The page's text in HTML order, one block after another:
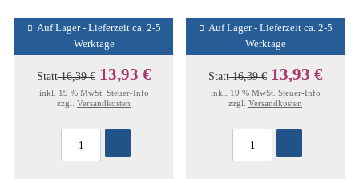
Auf Lager - Lieferzeit ca. 2-5
Werktage
Statt16,39 € 13,93 €
inkl. 19 % MwSt. Steuer-Info
zzgl. Versandkosten
Auf Lager - Lieferzeit ca. 2-5
Werktage
Statt16,39 € 13,93 €
inkl. 19 % MwSt. Steuer-Info
zzgl. Versandkosten